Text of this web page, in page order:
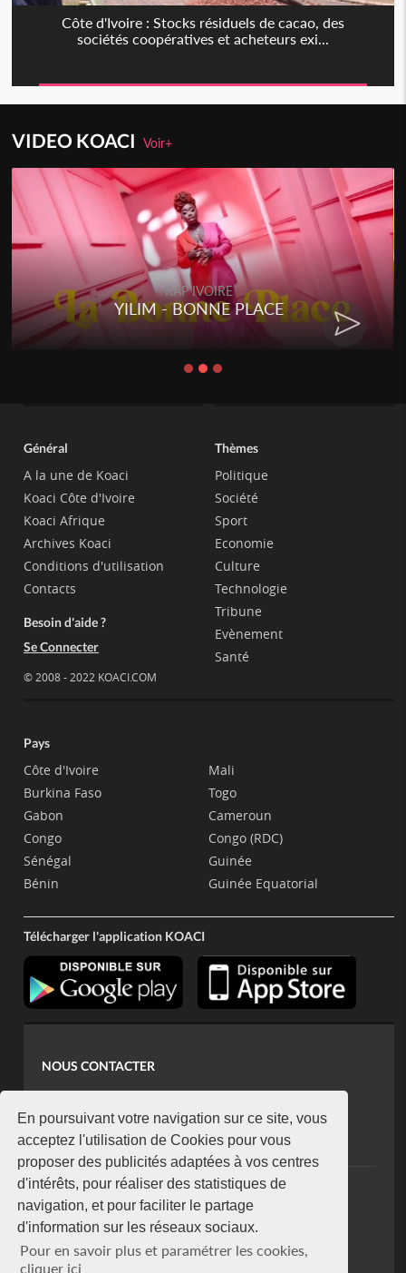
En poursuivant votre navigation sur ce site, vous
acceptez l'utilisation de Cookies pour vous
proposer des publicités adaptées à vos centres
d'intérêts, pour réaliser des statistiques de
navigation, et pour faciliter le partage
d'information sur les réseaux sociaux.
Pour en savoir plus et paramétrer les cookies,
cliquer ici
Côte d'Ivoire : Stocks résiduels de cacao, des
sociétés coopératives et acheteurs exi...
VIDEO KOACIVoir+
RAP IVOIRE
YILIM - BONNE PLACE
Général
A la une de Koaci
Koaci Côte d'Ivoire
Koaci Afrique
Archives Koaci
Conditions d'utilisation
Contacts
Besoin d'aide ?
Se Connecter
© 2008 - 2022 KOACI.COM
Thèmes
Politique
Société
Sport
Economie
Culture
Technologie
Tribune
Evènement
Santé
Pays
Côte d'Ivoire
Burkina Faso
Gabon
Congo
Sénégal
Bénin
Mali
Togo
Cameroun
Congo (RDC)
Guinée
Guinée Equatorial
Télécharger l'application KOACI
NOUS CONTACTER
koaci@yahoo.fr
+225 07 08 85 52 93
NEWSLETTER
Restez connecté via notre newsletter
S'abonner
Se désabonner